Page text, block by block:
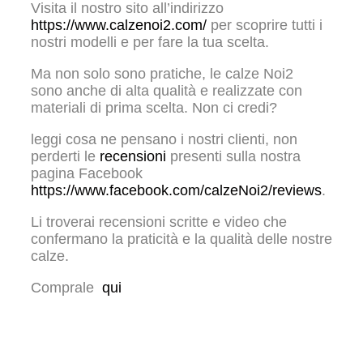
Visita il nostro sito all’indirizzo
https://www.calzenoi2.com/ per scoprire tutti i
nostri modelli e per fare la tua scelta.
Ma non solo sono pratiche, le calze Noi2
sono anche di alta qualità e realizzate con
materiali di prima scelta. Non ci credi?
leggi cosa ne pensano i nostri clienti, non
perderti le recensioni presenti sulla nostra
pagina Facebook
https://www.facebook.com/calzeNoi2/reviews.
Li troverai recensioni scritte e video che
confermano la praticità e la qualità delle nostre
calze.
Comprale qui